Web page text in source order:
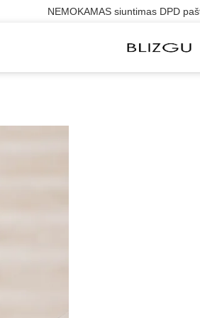
NEMOKAMAS siuntimas DPD